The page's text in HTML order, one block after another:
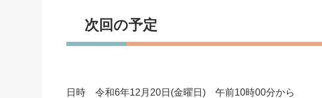
次回の予定
日時 令和6年12月20日(金曜日) 午前10時00分から